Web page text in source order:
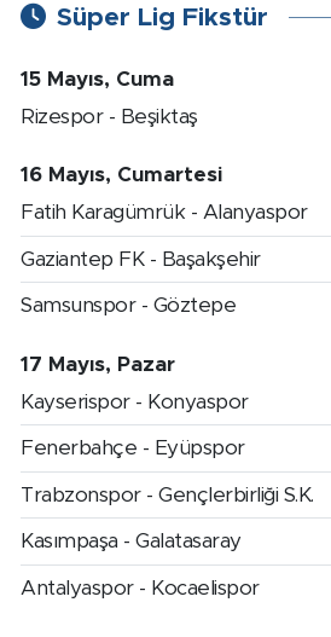
Süper Lig Fikstür
15 Mayıs, Cuma
Rizespor - Beşiktaş
16 Mayıs, Cumartesi
Fatih Karagümrük - Alanyaspor
Gaziantep FK - Başakşehir
Samsunspor - Göztepe
17 Mayıs, Pazar
Kayserispor - Konyaspor
Fenerbahçe - Eyüpspor
Trabzonspor - Gençlerbirliği S.K.
Kasımpaşa - Galatasaray
Antalyaspor - Kocaelispor